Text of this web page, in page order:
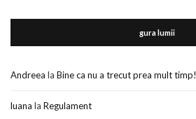
gura lumii
Andreea la Bine ca nu a trecut prea mult timp!
luana la Regulament